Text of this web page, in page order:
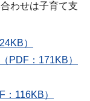
わせは子育て支
）
PDF：171KB）
116KB）